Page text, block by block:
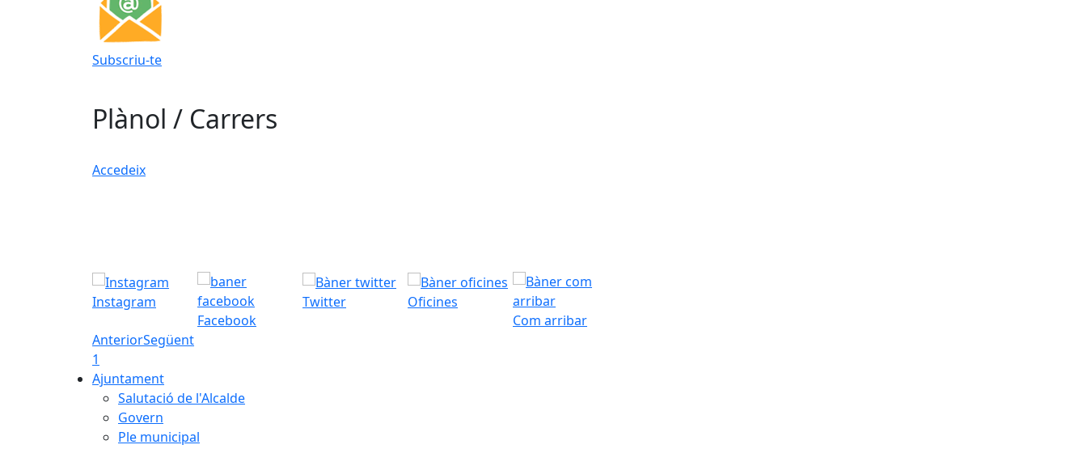
Subscriu-te
Plànol / Carrers
Accedeix
Instagram
Facebook
Twitter
Oficines
Com arribar
AnteriorSegüent
1
Ajuntament
Salutació de l'Alcalde
Govern
Ple municipal